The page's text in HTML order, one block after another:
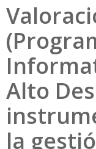
Alto
la